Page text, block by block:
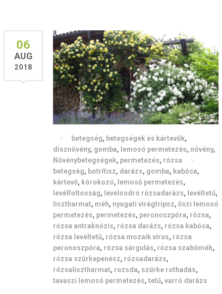
06
AUG
2018
betegség, betegségek és kártevők,
dísznövény, gomba, lemosó permetezés, növény,
Növénybetegségek, permetezés, rózsa
betegség, botrítisz, darázs, gomba, kabóca,
kártevő, kórokozó, lemoső permetezés,
levélfoltosság, levélsodró rózsadarázs, levéltetű,
lisztharmat, méh, nyugati virágtripsz, őszi lemosó
permetezés, permetezés, peronoszpóra, rózsa,
rózsa antraknózis, rózsa darázs, rózsa kabóca,
rózsa levéltetű, rózsa mozaik vírus, rózsa
peronoszpóra, rózsa sárgulás, rózsa szabóméh,
rózsa szürkepenész, rózsadarázs,
rózsalisztharmat, rozsda, szürke rothadás,
tavaszi lemosó permetezés, tetű, varró darázs